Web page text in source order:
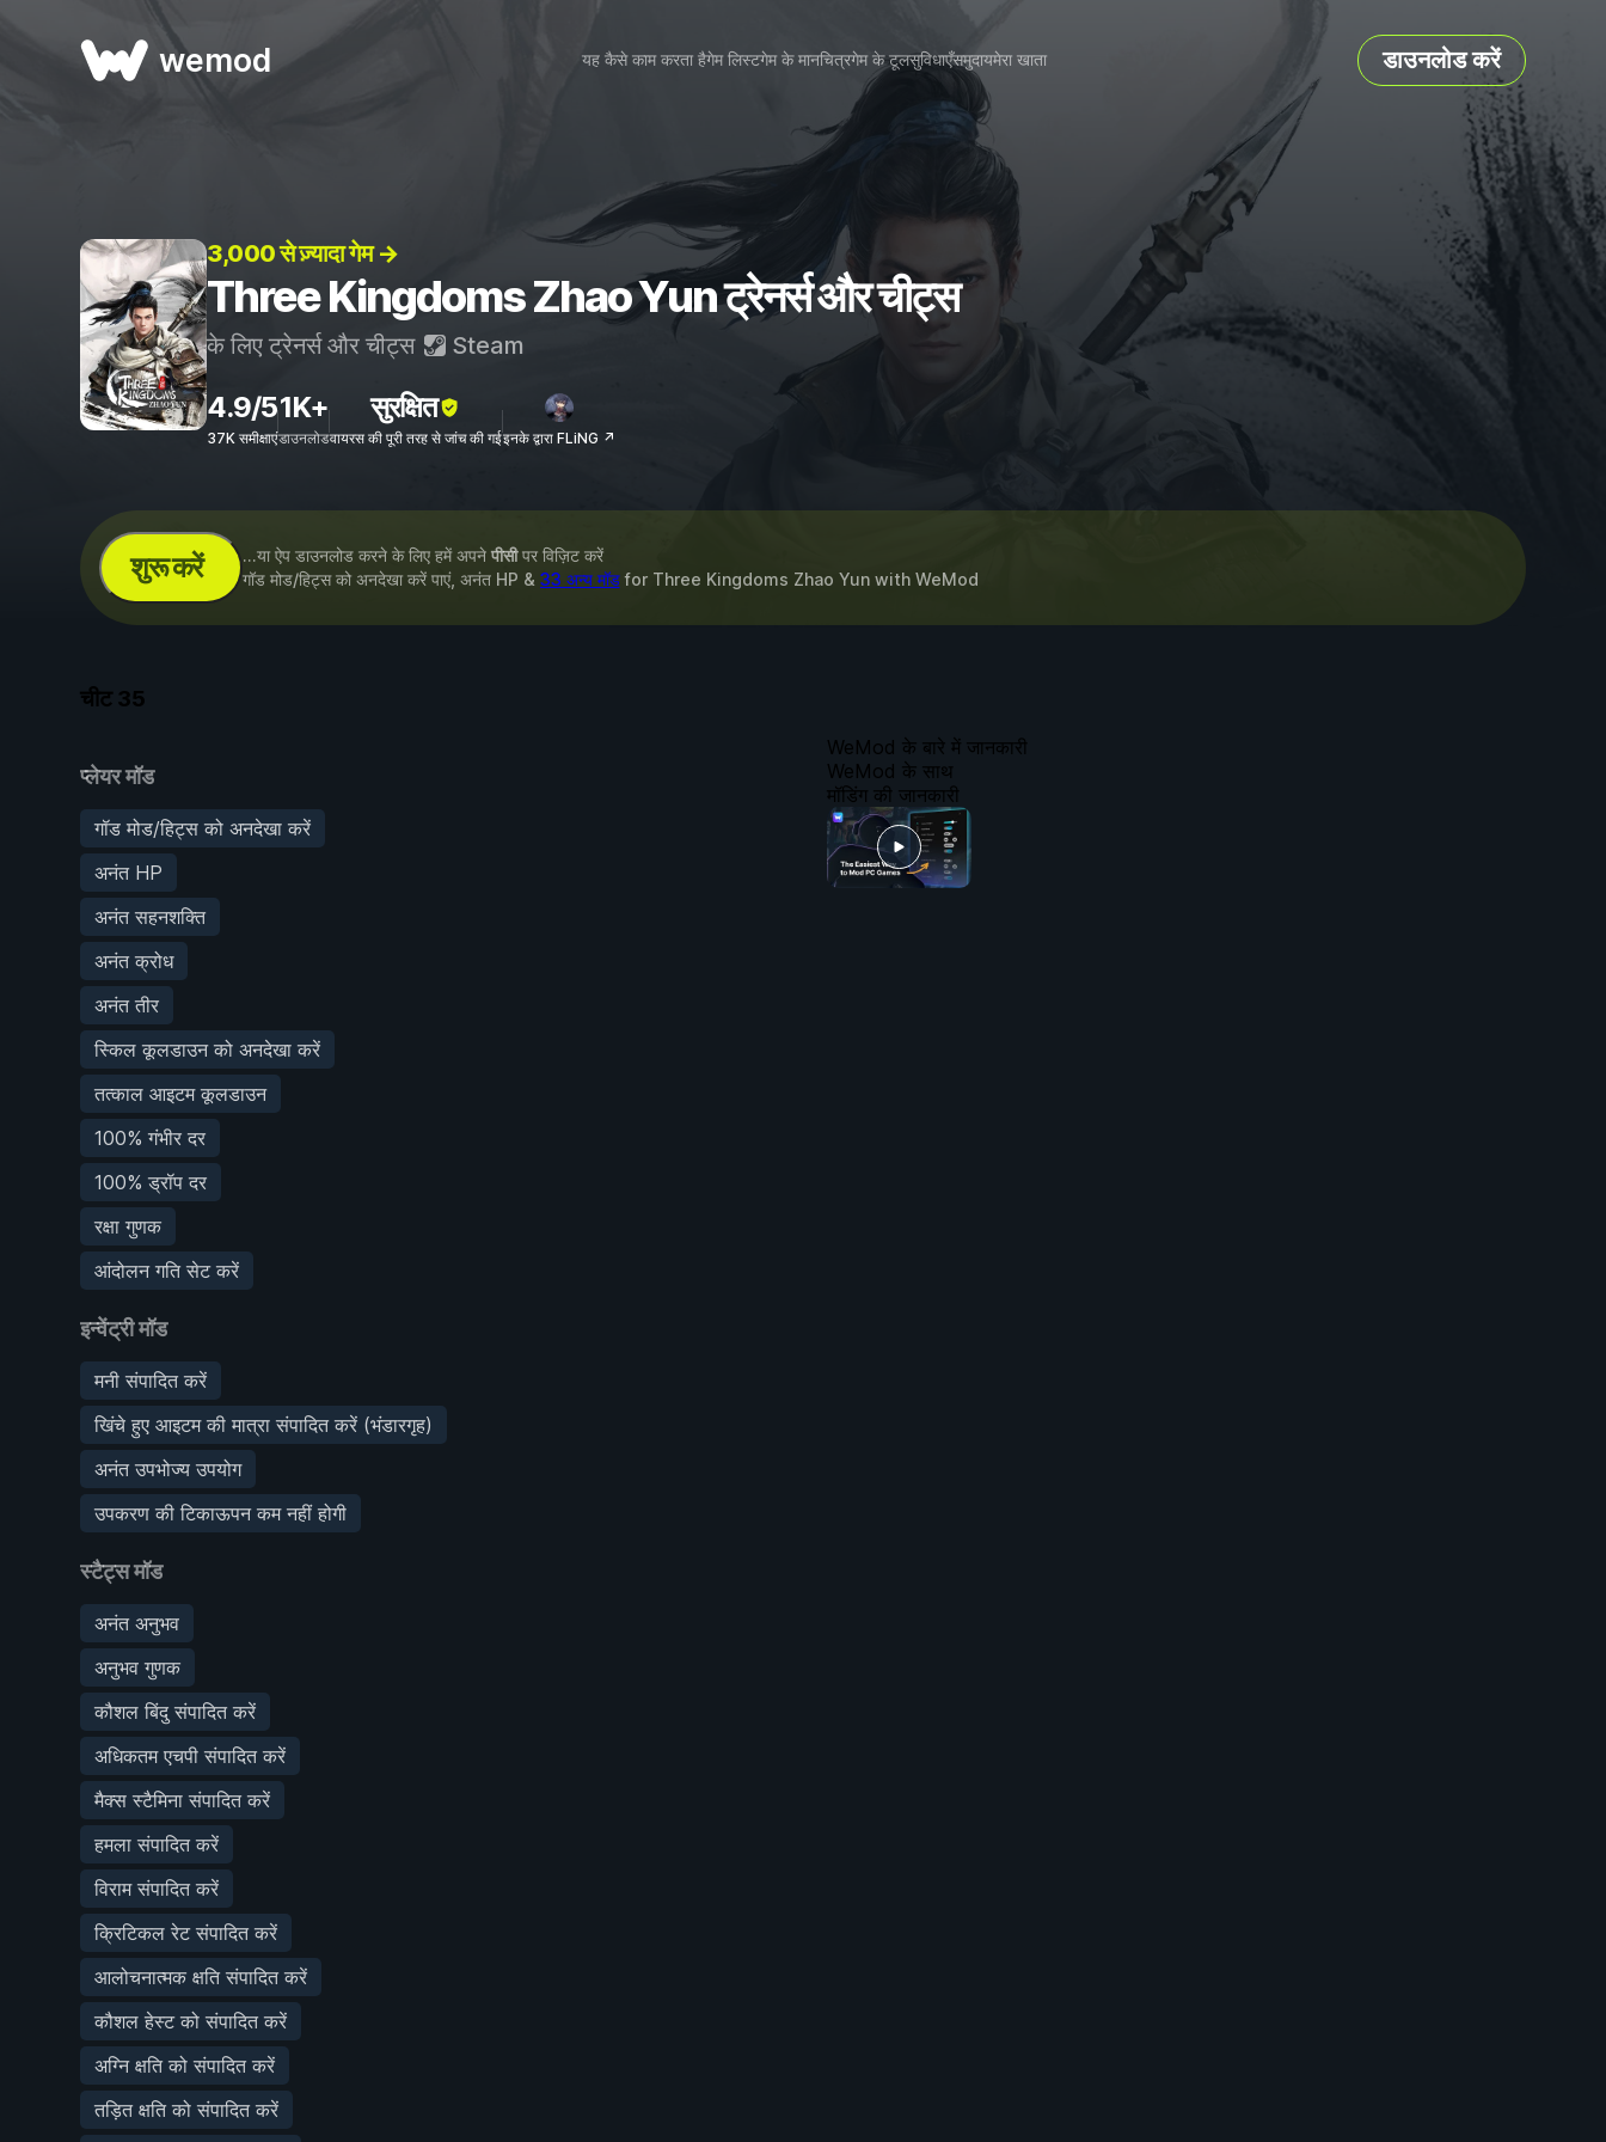
wemod यह कैसे काम करता हैगेम लिस्टगेम के मानचित्रगेम के टूलसुविधाएँसमुदायमेरा खाता डाउनलोड करें
3,000 से ज़्यादा गेम →
Three Kingdoms Zhao Yun ट्रेनर्स और चीट्स
के लिए ट्रेनर्स और चीट्स Steam
4.9/5
37K समीक्षाएं
1K+
डाउनलोड
सुरक्षित
वायरस की पूरी तरह से जांच की गईइनके द्वारा FLiNG ↗
शुरू करें ...या ऐप डाउनलोड करने के लिए हमें अपने पीसीपर विज़िट करें
गॉड मोड/हिट्स को अनदेखा करें पाएं, अनंत HP & 33 अन्य मॉडfor Three Kingdoms Zhao Yunwith WeMod
चीट 35
प्लेयर मॉड
गॉड मोड/हिट्स को अनदेखा करें
अनंत HP
अनंत सहनशक्ति
अनंत क्रोध
अनंत तीर
स्किल कूलडाउन को अनदेखा करें
तत्काल आइटम कूलडाउन
100% गंभीर दर
100% ड्रॉप दर
रक्षा गुणक
आंदोलन गति सेट करें
इन्वेंट्री मॉड
मनी संपादित करें
खिंचे हुए आइटम की मात्रा संपादित करें (भंडारगृह)
अनंत उपभोज्य उपयोग
उपकरण की टिकाऊपन कम नहीं होगी
स्टैट्स मॉड
अनंत अनुभव
अनुभव गुणक
कौशल बिंदु संपादित करें
अधिकतम एचपी संपादित करें
मैक्स स्टैमिना संपादित करें
हमला संपादित करें
विराम संपादित करें
क्रिटिकल रेट संपादित करें
आलोचनात्मक क्षति संपादित करें
कौशल हेस्ट को संपादित करें
अग्नि क्षति को संपादित करें
तड़ित क्षति को संपादित करें
WeMod के बारे में जानकारी
WeMod के साथ
मॉडिंग की जानकारी